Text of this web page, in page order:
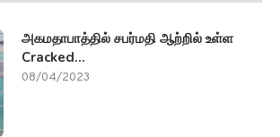
அகமதாபாத்தில் சபர்மதி ஆற்றில் உள்ள
Cracked...
08/04/2023